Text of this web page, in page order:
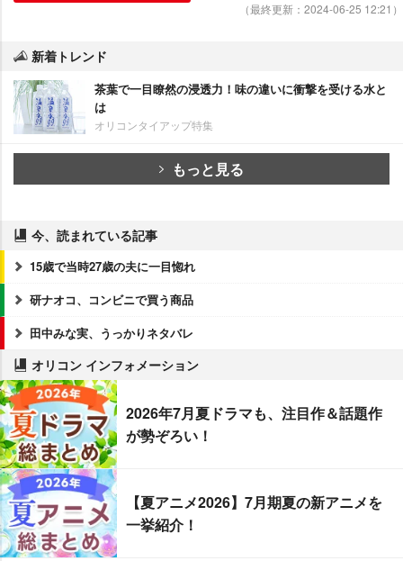
（最終更新：2024-06-25 12:21）
新着トレンド
茶葉で一目瞭然の浸透力！味の違いに衝撃を受ける水と
は
オリコンタイアップ特集
もっと見る
今、読まれている記事
15歳で当時27歳の夫に一目惚れ
研ナオコ、コンビニで買う商品
田中みな実、うっかりネタバレ
オリコン インフォメーション
2026年7月夏ドラマも、注目作＆話題作
が勢ぞろい！
【夏アニメ2026】7月期夏の新アニメを
一挙紹介！